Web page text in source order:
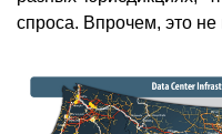
спроса. Впрочем, это не